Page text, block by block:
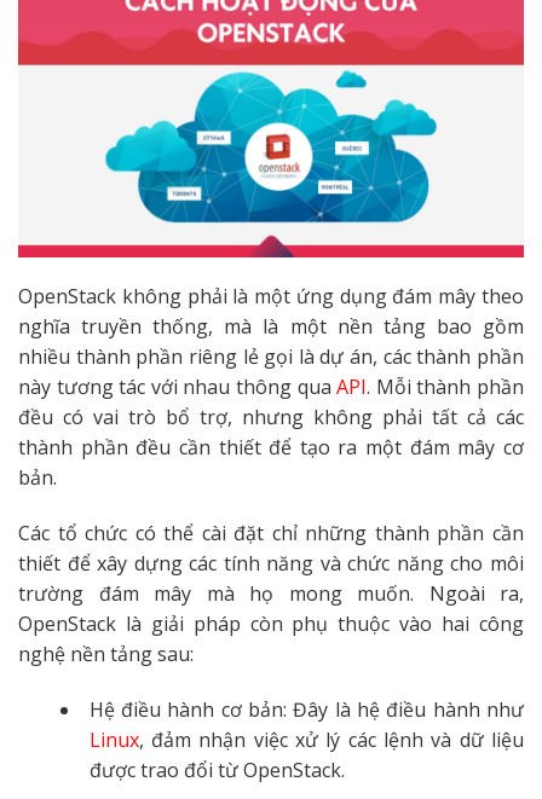
OpenStack không phải là một ứng dụng đám mây theo
nghĩa truyền thống, mà là một nền tảng bao gồm
nhiều thành phần riêng lẻ gọi là dự án, các thành phần
này tương tác với nhau thông quaAPI. Mỗi thành phần
đều có vai trò bổ trợ, nhưng không phải tất cả các
thành phần đều cần thiết để tạo ra một đám mây cơ
bản.
Các tổ chức có thể cài đặt chỉ những thành phần cần
thiết để xây dựng các tính năng và chức năng cho môi
trường đám mây mà họ mong muốn. Ngoài ra,
OpenStack là giải pháp còn phụ thuộc vào hai công
nghệ nền tảng sau:
Hệ điều hành cơ bản: Đây là hệ điều hành như
Linux, đảm nhận việc xử lý các lệnh và dữ liệu
được trao đổi từ OpenStack.